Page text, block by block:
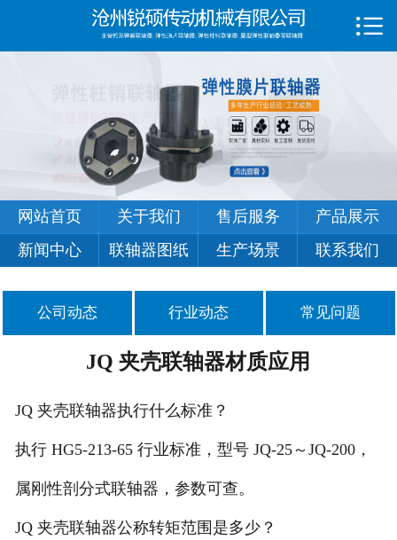
 首页
售后服务
产品展示
新闻中心
联轴器图纸
生产场景
联系我们

网站首页 关于我们 售后服务
产品展示
新闻中心
联轴器图纸 生产场景 联系我们
公司动态 行业动态 常见问题
JQ 夹壳联轴器材质应用
JQ 夹壳联轴器执行什么标准？
执行 HG5-213-65 行业标准，型号 JQ-25～JQ-200，
属刚性剖分式联轴器，参数可查。
JQ 夹壳联轴器公称转矩范围是多少？